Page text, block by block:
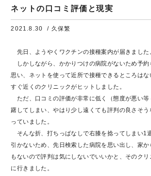
ネットの口コミ評価と現実
2021.8.30 / 久保繁
先日、ようやくワクチンの接種案内が届きました
しかしながら、かかりつけの病院がないため予約
思い、ネットを使って近所で接種できるところはな
すぐ近くのクリニックがヒットしました。
ただ、口コミの評価が非常に低く（態度が悪い等
躇してしまい、やはり少し遠くても評判の良さそ
っていました。
そんな折、打ちっぱなしで右膝を捻ってしまい1
引かないため、先日検索した病院を思い出し、家
もないので評判は気にしないでいいかと、そのク
に行きました。